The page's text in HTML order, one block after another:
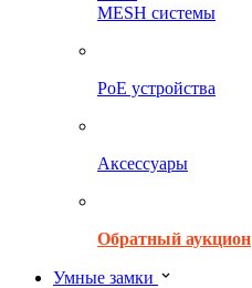
MESH системы
PoE устройства
Аксессуары
Обратный аукцион
Умные замки